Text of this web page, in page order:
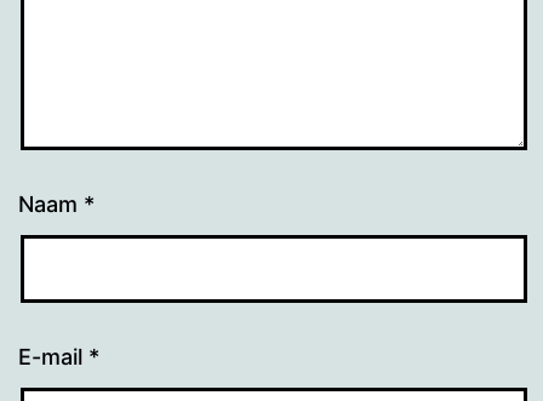
Naam *
E-mail *